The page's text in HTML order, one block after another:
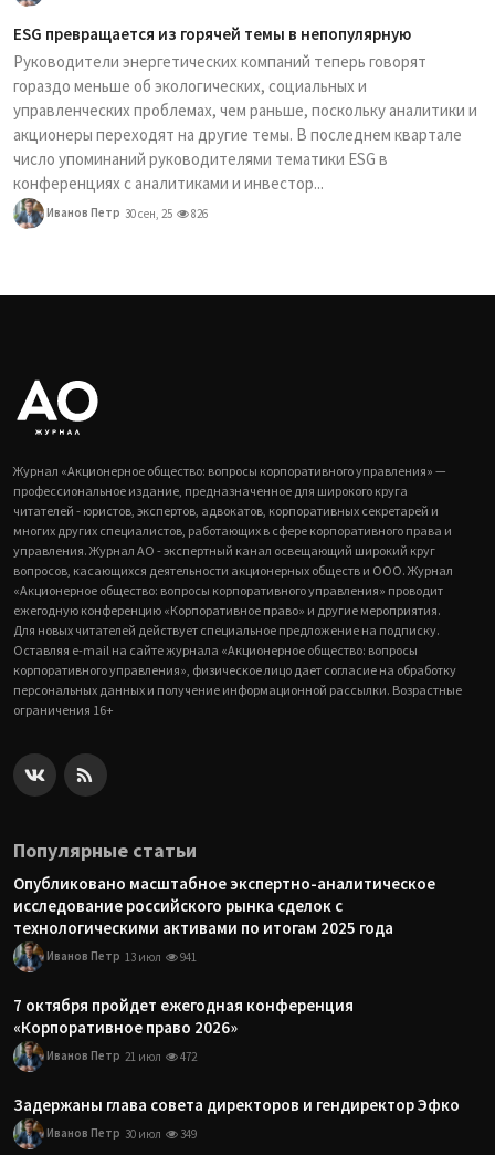
ESG превращается из горячей темы в непопулярную
Руководители энергетических компаний теперь говорят
гораздо меньше об экологических, социальных и
управленческих проблемах, чем раньше, поскольку аналитики и
акционеры переходят на другие темы. В последнем квартале
число упоминаний руководителями тематики ESG в
конференциях с аналитиками и инвестор...
Иванов Петр 30 сен, 25 826
Журнал «Акционерное общество: вопросы корпоративного управления» —
профессиональное издание, предназначенное для широкого круга
читателей - юристов, экспертов, адвокатов, корпоративных секретарей и
многих других специалистов, работающих в сфере корпоративного права и
управления. Журнал АО - экспертный канал освещающий широкий круг
вопросов, касающихся деятельности акционерных обществ и ООО. Журнал
«Акционерное общество: вопросы корпоративного управления» проводит
ежегодную конференцию «Корпоративное право» и другие мероприятия.
Для новых читателей действует специальное предложение на подписку.
Оставляя e-mail на сайте журнала «Акционерное общество: вопросы
корпоративного управления», физическое лицо дает согласие на обработку
персональных данных и получение информационной рассылки. Возрастные
ограничения 16+
Популярные статьи
Опубликовано масштабное экспертно-аналитическое
исследование российского рынка сделок с
технологическими активами по итогам 2025 года
Иванов Петр 13 июл 941
7 октября пройдет ежегодная конференция
«Корпоративное право 2026»
Иванов Петр 21 июл 472
Задержаны глава совета директоров и гендиректор Эфко
Иванов Петр 30 июл 349